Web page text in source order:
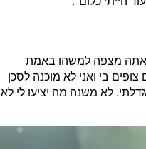
מצפה למשהו באמת
בי ואני לא מוכנה לסכן
לא משנה מה יציעו לי לא